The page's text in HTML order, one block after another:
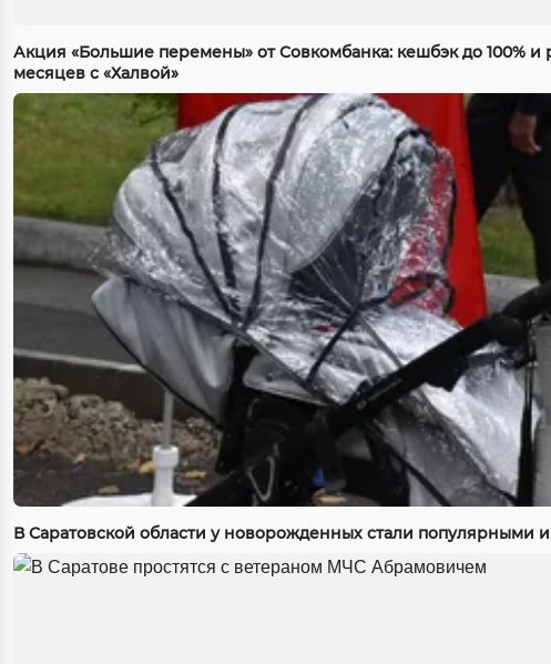
Акция «Большие перемены» от Совкомбанка: кешбэк до 100% и
месяцев с «Халвой»
В Саратовской области у новорожденных стали популярными